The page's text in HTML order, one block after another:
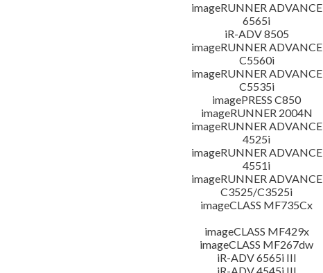
imageRUNNER ADVANCE
6565i
iR-ADV 8505
imageRUNNER ADVANCE
C5560i
imageRUNNER ADVANCE
C5535i
imagePRESS C850
imageRUNNER 2004N
imageRUNNER ADVANCE
4525i
imageRUNNER ADVANCE
4551i
imageRUNNER ADVANCE
C3525/C3525i
imageCLASS MF735Cx
imageCLASS MF429x
imageCLASS MF267dw
iR-ADV 6565i III